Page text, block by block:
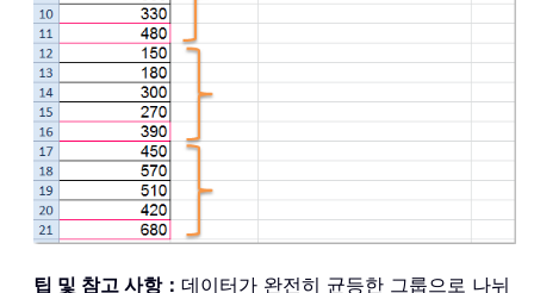
팁 및 참고 사항： 데이터가 완전히 균등한 그룹으로 나뉘